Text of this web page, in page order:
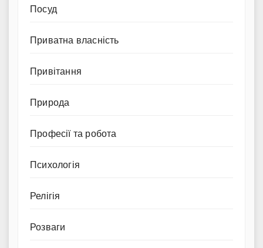
Посуд
Приватна власність
Привітання
Природа
Професії та робота
Психологія
Релігія
Розваги